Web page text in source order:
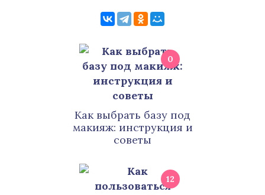
0
Как выбрать базу под
макияж: инструкция и
советы
12